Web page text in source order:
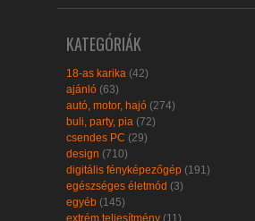
KATEGÓRIÁK
18-as karika (42)
ajánló (63)
autó, motor, hajó (274)
buli, party, pia (72)
csendes PC (29)
design (710)
digitális fényképezőgép (191)
egészséges életmód (3)
egyéb (145)